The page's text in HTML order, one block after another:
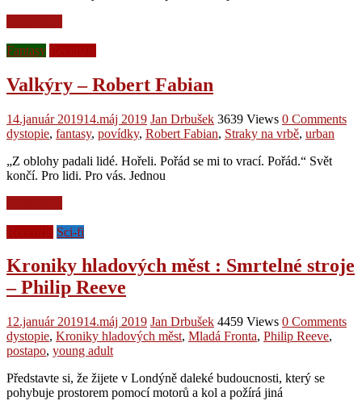
Fantasy
Valkýry – Robert Fabian
14.január 201914.máj 2019 Jan Drbušek 3639 Views 0 Comments
dystopie, fantasy, povídky, Robert Fabian, Straky na vrbě, urban
„Z oblohy padali lidé. Hořeli. Pořád se mi to vrací. Pořád.“ Svět
končí. Pro lidi. Pro vás. Jednou
Sci-fi
Kroniky hladových měst : Smrtelné stroje
– Philip Reeve
12.január 201914.máj 2019 Jan Drbušek 4459 Views 0 Comments
dystopie, Kroniky hladových měst, Mladá Fronta, Philip Reeve,
postapo, young adult
Představte si, že žijete v Londýně daleké budoucnosti, který se
pohybuje prostorem pomocí motorů a kol a požírá jiná